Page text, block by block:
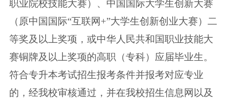
职业院校技能大赛）、中国国际大学生创新大赛
（原中国国际“互联网+”大学生创新创业大赛）二
等奖及以上奖项，或中华人民共和国职业技能大
赛铜牌及以上奖项的高职（专科）应届毕业生。
符合专升本考试招生报考条件并报考对应专业
的，经我校审核通过，并在我校招生信息网以及